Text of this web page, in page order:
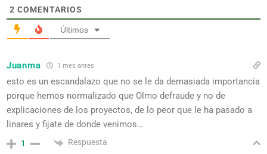
2 COMENTARIOS
Últimos
Juanma 1 mes antes
esto es un escandalazo que no se le da demasiada importancia
porque hemos normalizado que Olmo defraude y no de
explicaciones de los proyectos, de lo peor que le ha pasado a
linares y fijate de donde venimos…
1 Respuesta